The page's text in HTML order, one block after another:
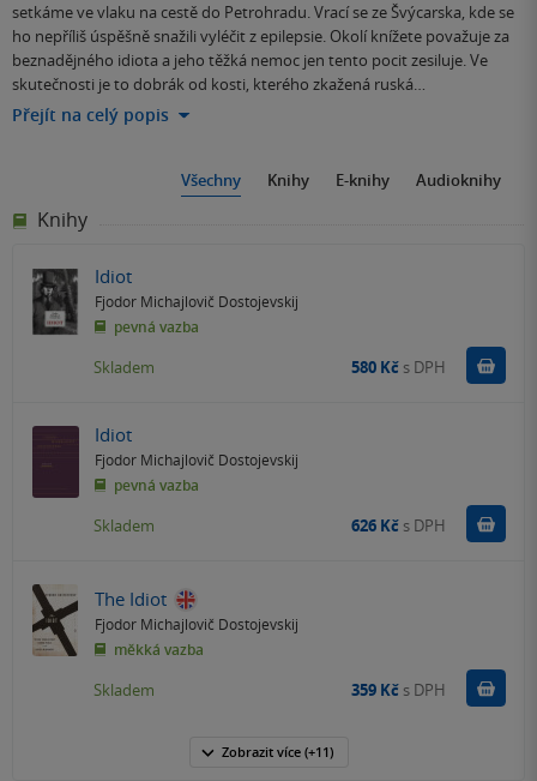
setkáme ve vlaku na cestě do Petrohradu. Vrací se ze Švýcarska, kde se
ho nepříliš úspěšně snažili vyléčit z epilepsie. Okolí knížete považuje za
beznadějného idiota a jeho těžká nemoc jen tento pocit zesiluje. Ve
skutečnosti je to dobrák od kosti, kterého zkažená ruská…
Přejít na celý popis
Všechny Knihy E-knihy Audioknihy
Knihy
Idiot
Fjodor Michajlovič Dostojevskij
pevná vazba
Skladem 580 Kč s DPH
Idiot
Fjodor Michajlovič Dostojevskij
pevná vazba
Skladem 626 Kč s DPH
The Idiot
Fjodor Michajlovič Dostojevskij
měkká vazba
Skladem 359 Kč s DPH
Zobrazit více(+11)